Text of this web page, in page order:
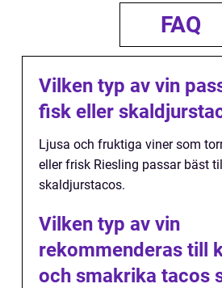
FAQ
Vilken typ av vin
fisk eller
Ljusa och fruktiga viner som
eller frisk Riesling passar bäst
skaldjurstacos.
Vilken typ av vin
rekommenderas till
och smakrika tacos